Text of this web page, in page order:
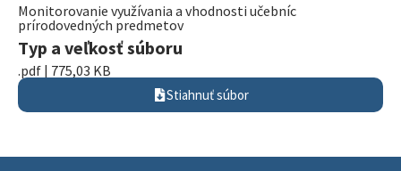
Monitorovanie využívania a vhodnosti učebníc
prírodovedných predmetov
Typ a veľkosť súboru
.pdf | 775,03 KB
Stiahnuť súbor